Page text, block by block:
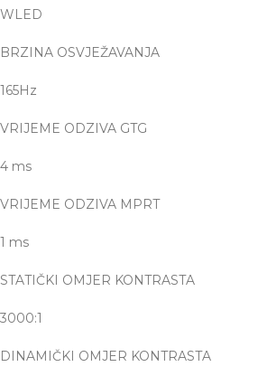
WLED
BRZINA OSVJEŽAVANJA
165Hz
VRIJEME ODZIVA GTG
4 ms
VRIJEME ODZIVA MPRT
1 ms
STATIČKI OMJER KONTRASTA
3000:1
DINAMIČKI OMJER KONTRASTA